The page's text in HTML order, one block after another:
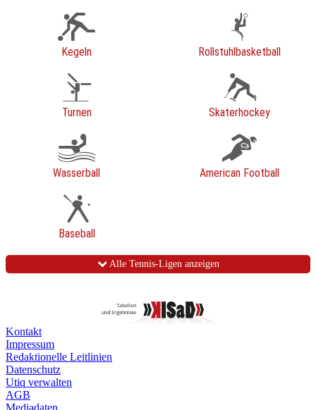
Kegeln Rollstuhlbasketball
Turnen Skaterhockey
Wasserball American Football
Baseball
Alle Tennis-Ligen anzeigen
Kontakt
Impressum
Redaktionelle Leitlinien
Datenschutz
Utiq verwalten
AGB